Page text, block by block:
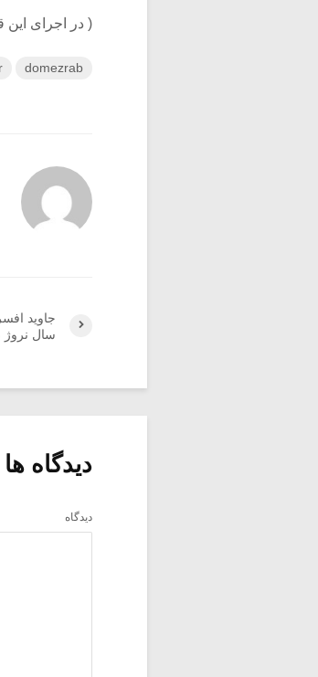
( در اجرای
domezrab
جاوید
سال نروژ
دیدگاه ها ۱۰
دیدگاه